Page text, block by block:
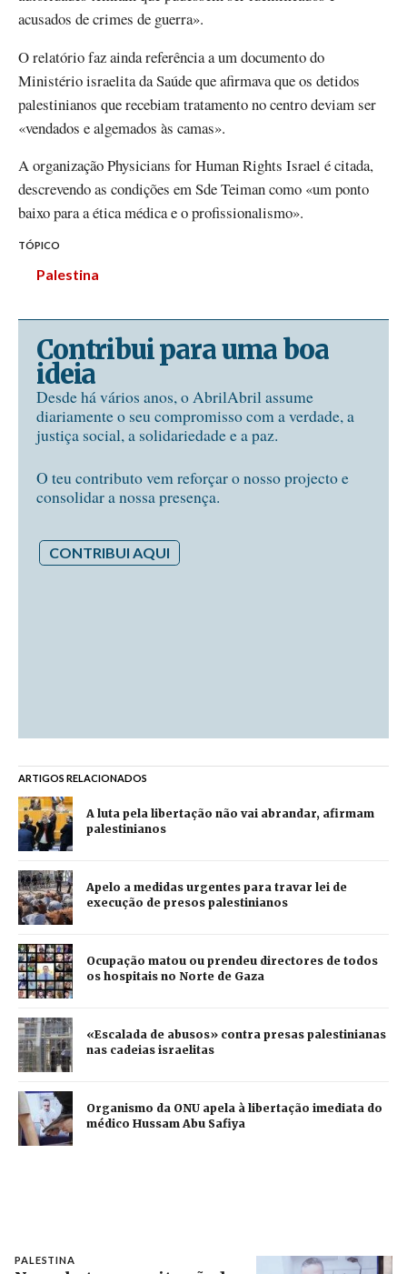
acusados ​​de crimes de guerra».
O relatório faz ainda referência a um documento do
Ministério israelita da Saúde que afirmava que os detidos
palestinianos que recebiam tratamento no centro deviam ser
«vendados e algemados às camas».
A organização Physicians for Human Rights Israel é citada,
descrevendo as condições em Sde Teiman como «um ponto
baixo para a ética médica e o profissionalismo».
TÓPICO
Palestina
Contribui para uma boa
ideia
Desde há vários anos, o AbrilAbril assume
diariamente o seu compromisso com a verdade, a
justiça social, a solidariedade e a paz.
O teu contributo vem reforçar o nosso projecto e
consolidar a nossa presença.
CONTRIBUI AQUI
ARTIGOS RELACIONADOS
A luta pela libertação não vai abrandar, afirmam
palestinianos
Apelo a medidas urgentes para travar lei de
execução de presos palestinianos
Ocupação matou ou prendeu directores de todos
os hospitais no Norte de Gaza
«Escalada de abusos» contra presas palestinianas
nas cadeias israelitas
Organismo da ONU apela à libertação imediata do
médico Hussam Abu Safiya
PALESTINA